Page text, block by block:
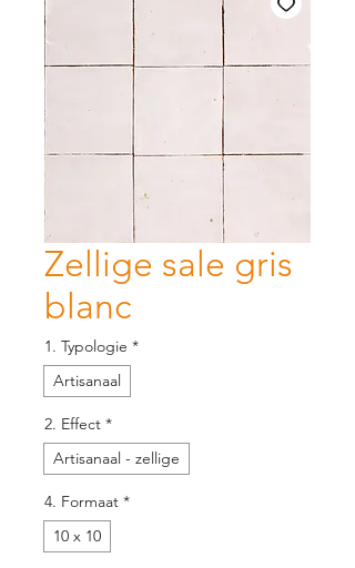
Zellige sale gris
blanc
1. Typologie *
Artisanaal
2. Effect *
Artisanaal - zellige
4. Formaat *
10 x 10